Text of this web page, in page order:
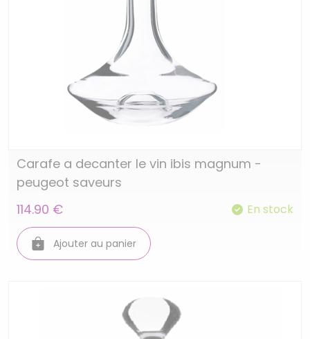
Carafe a decanter le vin ibis magnum -
peugeot saveurs
114.90 €
En stock
Ajouter au panier